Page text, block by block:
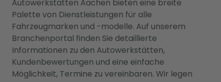
Autowerkstätten Aachen bieten eine breite
Palette von Dienstleistungen für alle
Fahrzeugmarken und -modelle. Auf unserem
Branchenportal finden Sie detaillierte
Informationen zu den Autowerkstätten,
Kundenbewertungen und eine einfache
Möglichkeit, Termine zu vereinbaren. Wir legen